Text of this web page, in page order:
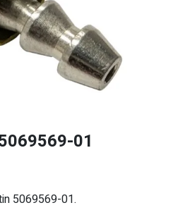
01
5069569-01.